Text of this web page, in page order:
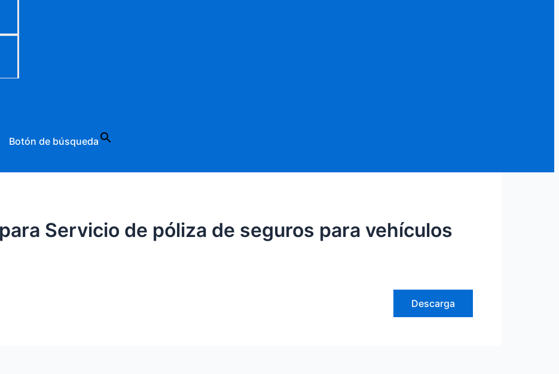
Botón de búsqueda
Servicio de póliza de seguros para vehículos
Descarga